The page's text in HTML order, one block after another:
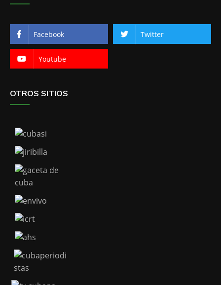
Facebook Twitter
Youtube
OTROS SITIOS